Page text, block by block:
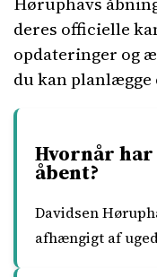
deres officielle
opdateringer og
du kan planlægge
Hvornår har
åbent?
Davidsen
afhængigt af